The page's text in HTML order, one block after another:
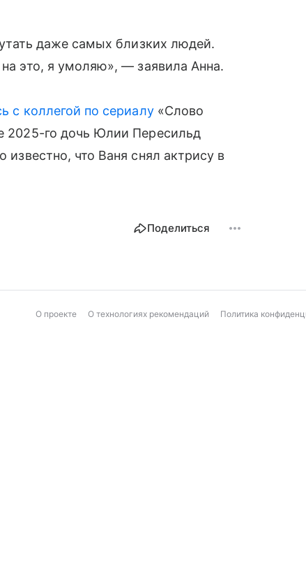
даже самых близких людей.
это, я умоляю», — заявила Анна.
с коллегой по сериалу«Слово
2025-го дочь Юлии Пересильд
известно, что Ваня снял актрису в
Поделиться
О проекте О технологиях рекомендаций Политика